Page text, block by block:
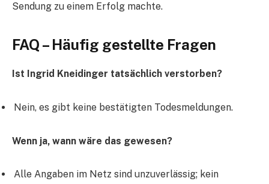
Sendung zu einem Erfolg machte.
FAQ – Häufig gestellte Fragen
Ist Ingrid Kneidinger tatsächlich verstorben?
Nein, es gibt keine bestätigten Todesmeldungen.
Wenn ja, wann wäre das gewesen?
Alle Angaben im Netz sind unzuverlässig; kein